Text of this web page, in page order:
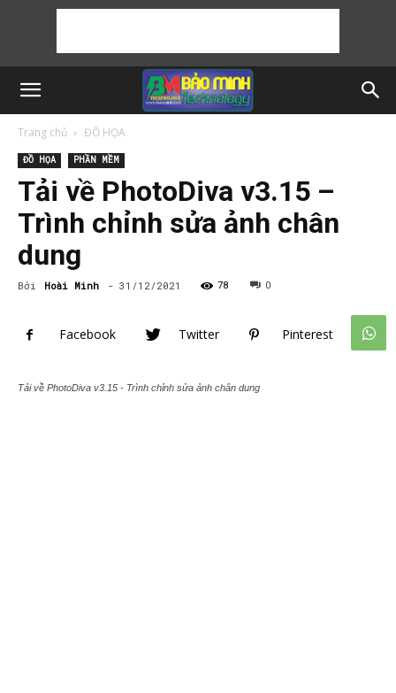
Trang chủ ĐỒ HỌA
ĐỒ HỌA PHẦN MỀM
Tải về PhotoDiva v3.15 –
Trình chỉnh sửa ảnh chân
dung
Bởi Hoài Minh - 31/12/2021 78 0
Facebook Twitter Pinterest
Tải về PhotoDiva v3.15 - Trình chỉnh sửa ảnh chân dung